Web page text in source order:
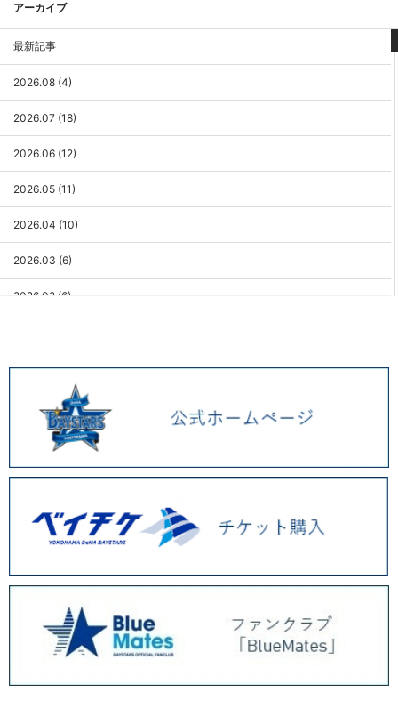
アーカイブ
最新記事
2026.08 (4)
2026.07 (18)
2026.06 (12)
2026.05 (11)
2026.04 (10)
2026.03 (6)
2026.02 (6)
2025.12 (3)
2025.11 (6)
2025.10 (5)
2025.09 (5)
2025.08 (6)
2025.07 (6)
2025.05 (9)
2025.04 (9)
2025.03 (9)